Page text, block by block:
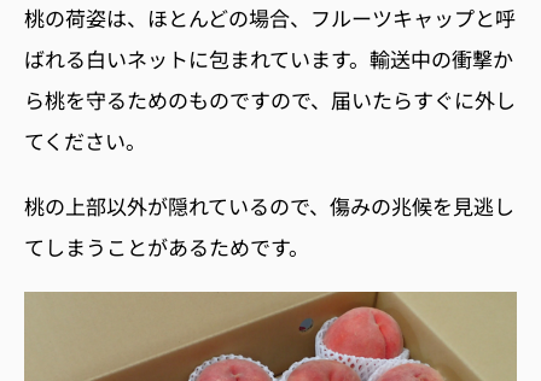
桃の荷姿は、ほとんどの場合、フルーツキャップと呼
ばれる白いネットに包まれています。輸送中の衝撃か
ら桃を守るためのものですので、届いたらすぐに外し
てください。
桃の上部以外が隠れているので、傷みの兆候を見逃し
てしまうことがあるためです。